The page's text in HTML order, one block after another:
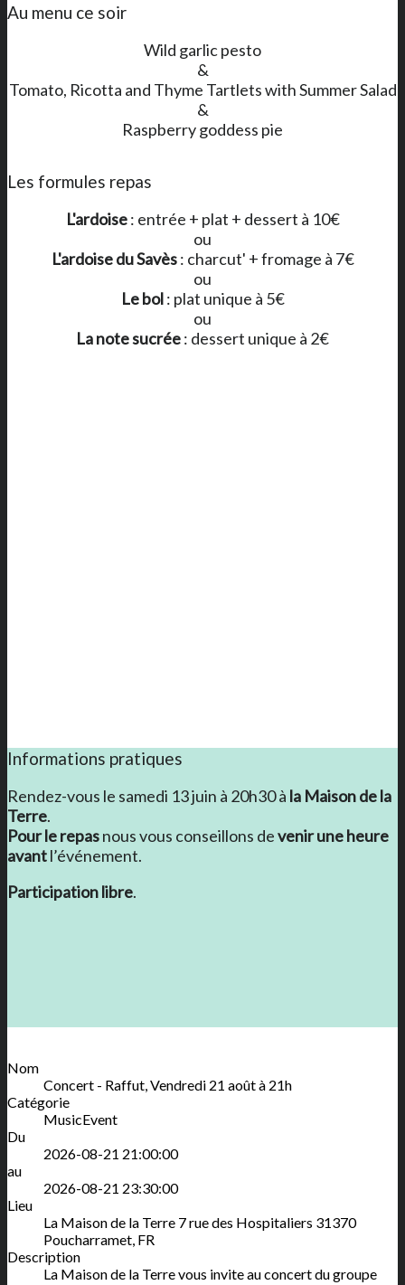
Au menu ce soir
Wild garlic pesto
&
Tomato, Ricotta and Thyme Tartlets with Summer Salad
&
Raspberry goddess pie
Les formules repas
L'ardoise: entrée + plat + dessert à 10€
ou
L'ardoise du Savès: charcut' + fromage à 7€
ou
Le bol: plat unique à 5€
ou
La note sucrée: dessert unique à 2€
Informations pratiques
Rendez-vous le samedi 13 juin à 20h30 à la Maison de la
Terre.
Pour le repasnous vous conseillons devenir une heure
avantl’événement.
Participation libre.
Nom
Concert - Raffut, Vendredi 21 août à 21h
Catégorie
MusicEvent
Du
2026-08-21 21:00:00
au
2026-08-21 23:30:00
Lieu
La Maison de la Terre 7 rue des Hospitaliers 31370
Poucharramet, FR
Description
La Maison de la Terre vous invite au concert du groupe